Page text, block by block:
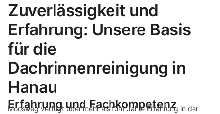
Zuverlässigkeit und
Erfahrung: Unsere Basis
für die
Dachrinnenreinigung in
Hanau
Erfahrung und Fachkompetenz
Moosweg verfügt über mehr als fünf Jahre Erfahrung in der